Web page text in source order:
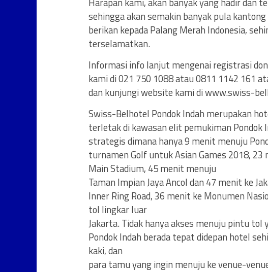
sehingga akan semakin banyak pula
berikan kepada Palang Merah Indonesia,
terselamatkan.
Informasi info lanjut mengenai registrasi
kami di 021 750 1088 atau 0811 1142 161
dan kunjungi website kami di www.swiss-
Swiss-Belhotel Pondok Indah merupakan
terletak di kawasan elit pemukiman Pondok
strategis dimana hanya 9 menit menuju
turnamen Golf untuk Asian Games 2018,
Main Stadium, 45 menit menuju
Taman Impian Jaya Ancol dan 47 menit ke
Inner Ring Road, 36 menit ke Monumen
tol lingkar luar
Jakarta. Tidak hanya akses menuju pintu
Pondok Indah berada tepat didepan hotel
kaki, dan
para tamu yang ingin menuju ke venue-